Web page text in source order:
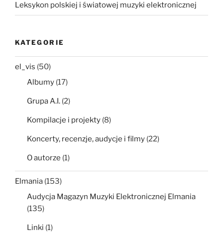
Leksykon polskiej i światowej muzyki elektronicznej
KATEGORIE
el_vis (50)
Albumy (17)
Grupa A.I. (2)
Kompilacje i projekty (8)
Koncerty, recenzje, audycje i filmy (22)
O autorze (1)
Elmania (153)
Audycja Magazyn Muzyki Elektronicznej Elmania
(135)
Linki (1)